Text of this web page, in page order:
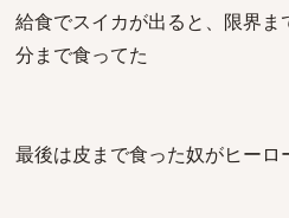
給食でスイカが出ると、限界
分まで食ってた
最後は皮まで食った奴がヒーロ